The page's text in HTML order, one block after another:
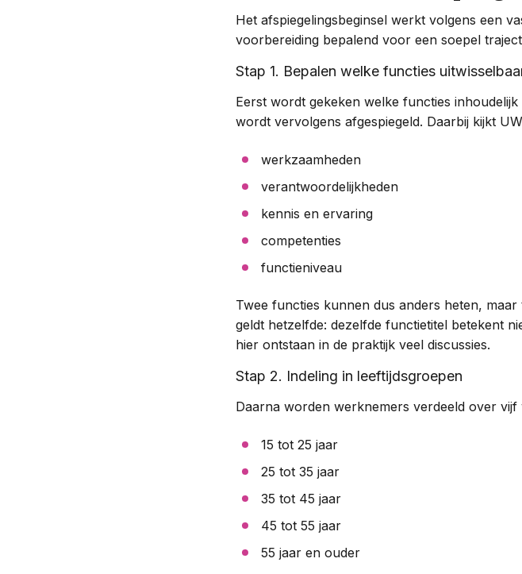
Het afspiegelingsbeginsel werkt volgens een
voorbereiding bepalend voor een soepel
Stap 1. Bepalen welke functies
Eerst wordt gekeken welke functies
wordt vervolgens afgespiegeld. Daarbij kijkt
werkzaamheden
verantwoordelijkheden
kennis en ervaring
competenties
functieniveau
Twee functies kunnen dus anders heten,
geldt hetzelfde: dezelfde functietitel betekent
hier ontstaan in de praktijk veel discussies.
Stap 2. Indeling in leeftijdsgroepen
Daarna worden werknemers verdeeld over vijf
15 tot 25 jaar
25 tot 35 jaar
35 tot 45 jaar
45 tot 55 jaar
55 jaar en ouder